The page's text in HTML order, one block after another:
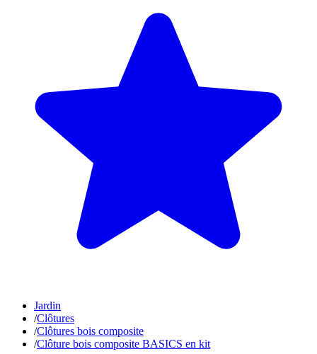
Jardin
/Clôtures
/Clôtures bois composite
/Clôture bois composite BASICS en kit